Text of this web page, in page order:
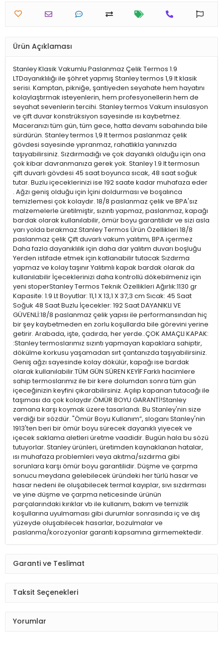
Ürün Açıklaması
Stanley Klasik Vakumlu Paslanmaz Çelik Termos 1.9
LTDayanıklılığı ile şöhret yapmış Stanley termos 1,9 lt klasik
serisi. Kamptan, pikniğe, şantiyeden seyahate hem hayatını
kolaylaştırmak isteyenlerin, hem profesyonellerin hem de
seyahat sevenlerin tercihi. Stanley termos Vakum insulasyon
ve çift duvar konstrüksiyon sayesinde ısı kaybetmez.
Maceranızı tüm gün, tüm gece, hatta devamı sabahında bile
sürdürün. Stanley termos 1,9 lt termos paslanmaz çelik
gövdesi sayesinde yıpranmaz, rahatlıkla yanınızda
taşıyabilirsiniz. Sızdırmadığı ve çok dayanıklı olduğu için ona
çok kibar davranmanıza gerek yok. Stanley 1.9 lt termosun
çift duvarlı gövdesi 45 saat boyunca sıcak, 48 saat soğuk
tutar. Buzlu içeceklerinizi ise 192 saate kadar muhafaza eder
. Ağzı geniş olduğu için İçini doldurması ve boşalınca
temizlemesi çok kolaydır. 18/8 paslanmaz çelik ve BPA'sız
malzemelerle üretilmiştir, sızıntı yapmaz, paslanmaz, kapağı
bardak olarak kullanılabilir, ömür boyu garantilidir ve sizi asla
yarı yolda bırakmaz.Stanley Termos Ürün Özellikleri 18/8
paslanmaz çelik Çift duvarlı vakum yalıtımı, BPA içermez
Daha fazla dayanıklılık için daha dar yalıtım duvarı boşluğu
Yerden istifade etmek için katlanabilir tutacak Sızdırma
yapmaz ve kolay taşınır Yalıtımlı kapak bardak olarak da
kullanılabilir İçeceklerinizi daha kontrollü dökebilmeniz için
yeni stoperStanley Termos Teknik Özellikleri Ağırlık:1130 gr
Kapasite: 1.9 Lt Boyutlar: 11,1 X 13,1 X 37,3 cm Sıcak: 45 Saat
Soğuk 48 Saat Buzlu İçecekler: 192 Saat DAYANIKLI VE
GÜVENLİ:18/8 paslanmaz çelik yapısı ile performansından hiç
bir şey kaybetmeden en zorlu koşullarda bile görevini yerine
getirir. Arabada, işte, çadırda, her yerde..ÇOK AMAÇLI KAPAK:
:Stanley termoslarımız sızıntı yapmayan kapaklara sahiptir,
dökülme korkusu yaşamadan sırt çantanızda taşıyabilirsiniz.
Geniş ağzı sayesinde kolay dökülür, kapağı ise bardak
olarak kullanılabilir.TÜM GÜN SÜREN KEYİF:Farklı hacimlere
sahip termoslarımız ile bir kere dolumdan sonra tüm gün
içeceğinizin keyfini çıkarabilirsiniz. Açılıp kapanan tutacağı ile
taşıması da çok kolaydır.ÖMÜR BOYU GARANTİ!Stanley
zamana karşı koymak üzere tasarlandı. Bu Stanley'nin size
verdiği bir sözdür. "Ömür Boyu Kullanım”, sloganı Stanley'nin
1913'ten beri bir ömür boyu sürecek dayanıklı yiyecek ve
içecek saklama aletleri üretme vaadidir. Bugün hala bu sözü
tutuyorlar. Stanley ürünleri, üretimden kaynaklanan hatalar,
ısı muhafaza problemleri veya akıtma/sızdırma gibi
sorunlara karşı ömür boyu garantilidir. Düşme ve çarpma
sonucu meydana gelebilecek üründeki her türlü hasar ve
hasar nedeni ile oluşabilecek termal kayıplar, sıvı sızdırması
ve yine düşme ve çarpma neticesinde ürünün
parçalarındaki kırıklar vb ile kullanım, bakım ve temizlik
koşullarına uyulmaması gibi durumlar sonrasında iç ve dış
yüzeyde oluşabilecek hasarlar, bozulmalar ve
paslanma/korozyonlar garanti kapsamına girmemektedir.
Garanti ve Teslimat
Taksit Seçenekleri
Yorumlar